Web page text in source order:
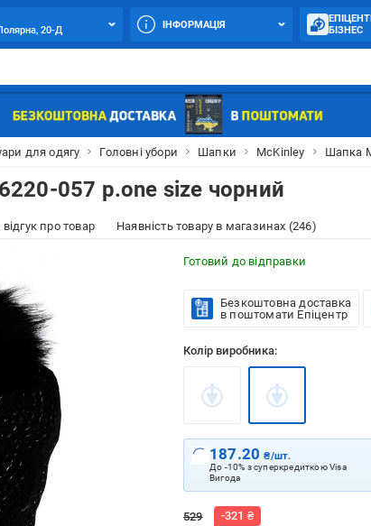
20-Д
ІНФОРМАЦІЯ
БІЗНЕС
для одягу Головні убори Шапки McKinley Шапка
057 р.one size чорний
про товар Наявність товару в магазинах (246)
Готовий до відправки
Безкоштовна доставка
в поштомати Епіцентр
Колір виробника:
187.20₴/шт.
До -10% з суперкредиткою Visa
Вигода
529 -321 ₴